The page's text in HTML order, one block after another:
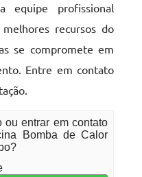
equipe profissional
recursos do
se compromete em
Entre em contato
ou entrar em contato
Bomba de Calor